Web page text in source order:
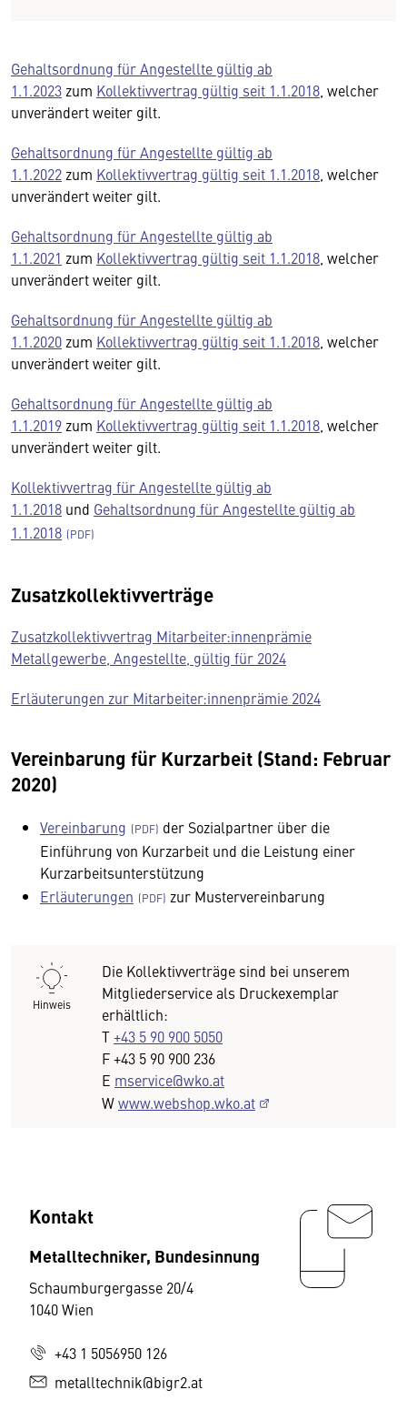
Gehaltsordnung für Angestellte gültig ab
1.1.2023 zum Kollektivvertrag gültig seit 1.1.2018 , welcher
unverändert weiter gilt.
Gehaltsordnung für Angestellte gültig ab
1.1.2022 zum Kollektivvertrag gültig seit 1.1.2018 , welcher
unverändert weiter gilt.
Gehaltsordnung für Angestellte gültig ab
1.1.2021 zum Kollektivvertrag gültig seit 1.1.2018 , welcher
unverändert weiter gilt.
Gehaltsordnung fürAngestellte gültig ab
1.1.2020 zum Kollektivvertrag gültig seit 1.1.2018 , welcher
unverändert weiter gilt.
Gehaltsordnung für Angestellte gültig ab
1.1.2019 zum Kollektivvertrag gültig seit 1.1.2018 , welcher
unverändert weiter gilt.
Kollektivvertrag für Angestellte gültig ab
1.1.2018 und Gehaltsordnung für Angestellte gültig ab
1.1.2018
Zusatzkollektivverträge
Zusatzkollektivvertrag Mitarbeiter:innenprämie
Metallgewerbe, Angestellte, gültig für 2024
Erläuterungen zur Mitarbeiter:innenprämie 2024
Vereinbarung für Kurzarbeit (Stand: Februar
2020)
Vereinbarung
der Sozialpartner über die
Einführung von Kurzarbeit und die Leistung einer
Kurzarbeitsunterstützung
Erläuterungen
zur Mustervereinbarung
Hinweis
Die Kollektivverträge sind bei unserem
Mitgliederservice als Druckexemplar
erhältlich:
T+43 5 90 900 5050
F +43 5 90 900 236
E mservice@wko.at
Wwww.webshop.wko.at
Kontakt
Metalltechniker, Bundesinnung
Schaumburgergasse 20/4
1040 Wien
+43 1 5056950 126
metalltechnik@bigr2.at